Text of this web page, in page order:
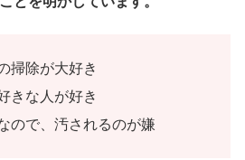
掃除が大好き
きな人が好き
ので、汚されるのが嫌